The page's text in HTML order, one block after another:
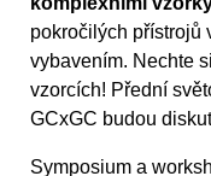
pokročilých přístrojů
vybavením. Nechte
vzorcích! Přední
GCxGC budou
Symposium a